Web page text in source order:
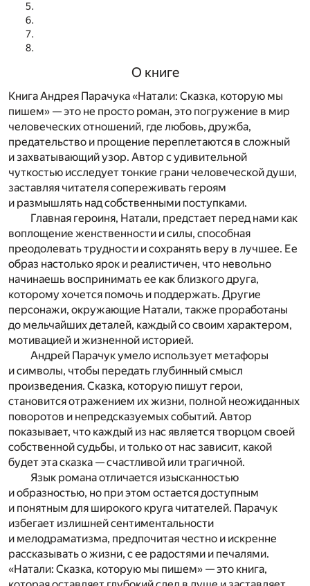
О книге
Книга Андрея Парачука «Натали: Сказка, которую мы
пишем» — это не просто роман, это погружение в мир
человеческих отношений, где любовь, дружба,
предательство и прощение переплетаются в сложный
и захватывающий узор. Автор с удивительной
чуткостью исследует тонкие грани человеческой души,
заставляя читателя сопереживать героям
и размышлять над собственными поступками.
Главная героиня, Натали, предстает перед нами как
воплощение женственности и силы, способная
преодолевать трудности и сохранять веру в лучшее. Ее
образ настолько ярок и реалистичен, что невольно
начинаешь воспринимать ее как близкого друга,
которому хочется помочь и поддержать. Другие
персонажи, окружающие Натали, также проработаны
до мельчайших деталей, каждый со своим характером,
мотивацией и жизненной историей.
Андрей Парачук умело использует метафоры
и символы, чтобы передать глубинный смысл
произведения. Сказка, которую пишут герои,
становится отражением их жизни, полной неожиданных
поворотов и непредсказуемых событий. Автор
показывает, что каждый из нас является творцом своей
собственной судьбы, и только от нас зависит, какой
будет эта сказка — счастливой или трагичной.
Язык романа отличается изысканностью
и образностью, но при этом остается доступным
и понятным для широкого круга читателей. Парачук
избегает излишней сентиментальности
и мелодраматизма, предпочитая честно и искренне
рассказывать о жизни, с ее радостями и печалями.
«Натали: Сказка, которую мы пишем» — это книга,